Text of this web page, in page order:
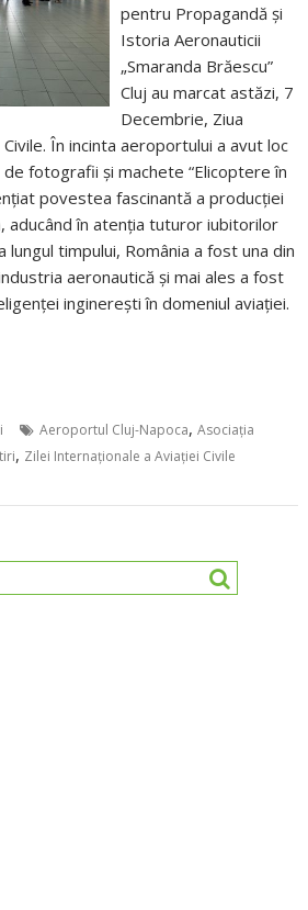
pentru Propagandă și
Istoria Aeronauticii
„Smaranda Brăescu”
Cluj au marcat astăzi, 7
Decembrie, Ziua
În incinta aeroportului a avut loc
fotografii şi machete “Elicoptere în
povestea fascinantă a producţiei
aducând în atenția tuturor iubitorilor
lungul timpului, România a fost una din
aeronautică și mai ales a fost
inginerești în domeniul aviației.
Aeroportul Cluj-Napoca,Asociaţia
, Zilei Internaționale a Aviației Civile